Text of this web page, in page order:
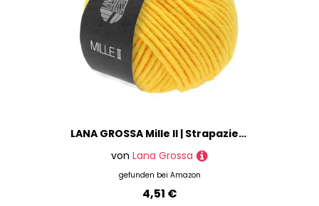
LANA GROSSA Mille II | Strapazierfähiges Mischgarn mit Merinowolle, waschmaschinenfest | Handstrickgarn aus 50% Schurwolle & 50% Acryl | 50g Wolle zum Stricken & Häkeln | 55m Garn FB60
von Lana Grossa
gefunden bei Amazon
4,51 €